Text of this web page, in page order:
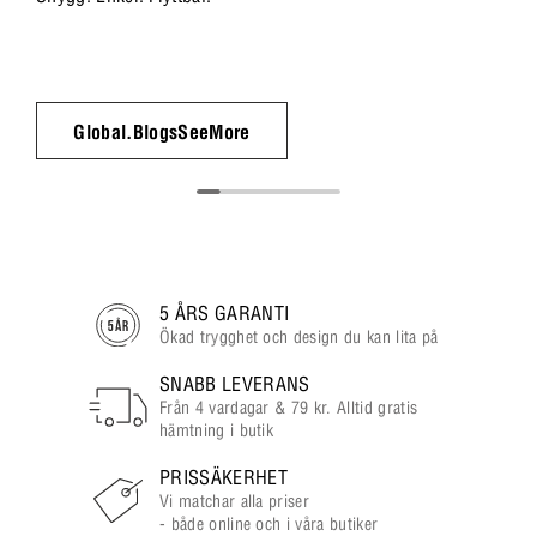
Global.BlogsSeeMore
5 ÅRS GARANTI
Ökad trygghet och design du kan lita på
SNABB LEVERANS
Från 4 vardagar & 79 kr. Alltid gratis
hämtning i butik
PRISSÄKERHET
Vi matchar alla priser
- både online och i våra butiker